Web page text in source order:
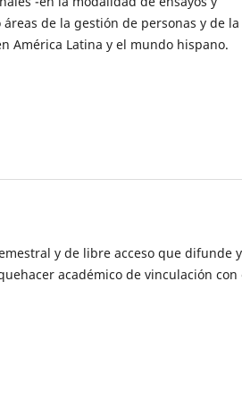
de la gestión de personas y de la
América Latina y el mundo hispano.
y de libre acceso que difunde y
académico de vinculación con